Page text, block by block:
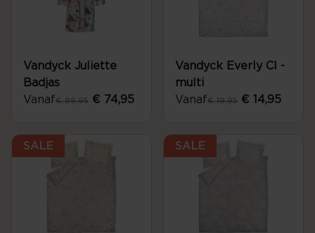
Vandyck Juliette
Badjas
Vanaf€ 89,95 € 74,95
Vandyck Everly Cl -
multi
Vanaf€ 19,95 € 14,95
SALE SALE